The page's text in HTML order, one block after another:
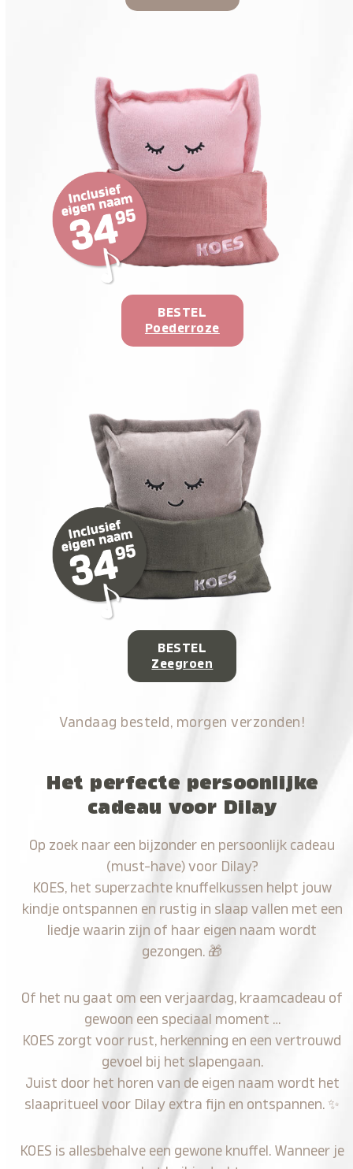
BESTEL
Poederroze
BESTEL
Zeegroen
Vandaag besteld, morgen verzonden!
Het perfecte persoonlijke
cadeau voor Dilay
Op zoek naar een bijzonder en persoonlijk cadeau
(must-have) voor Dilay?
KOES, het superzachte knuffelkussen helpt jouw
kindje ontspannen en rustig in slaap vallen met een
liedje waarin zijn of haar eigen naam wordt
gezongen. 🎁
Of het nu gaat om een verjaardag, kraamcadeau of
gewoon een speciaal moment …
KOES zorgt voor rust, herkenning en een vertrouwd
gevoel bij het slapengaan.
Juist door het horen van de eigen naam wordt het
slaapritueel voor Dilay extra fijn en ontspannen. ✨
KOES is allesbehalve een gewone knuffel. Wanneer je